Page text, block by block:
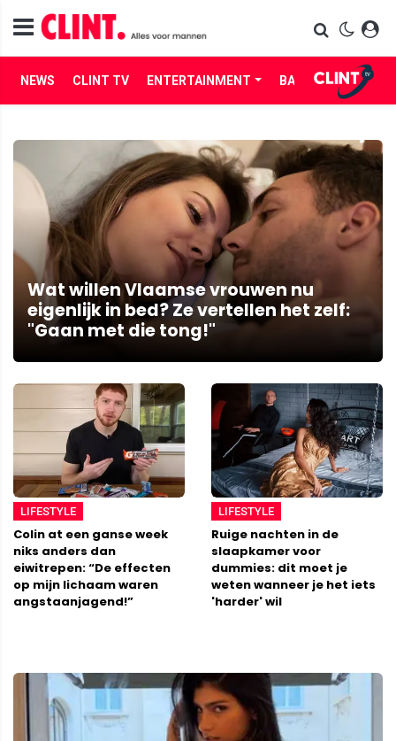
NEWS CLINT TV ENTERTAINMENT BABES LIFE
Wat willen Vlaamse vrouwen nu
eigenlijk in bed? Ze vertellen het zelf:
"Gaan met die tong!"
LIFESTYLE
Colin at een ganse week
niks anders dan
eiwitrepen: “De effecten
op mijn lichaam waren
angstaanjagend!”
LIFESTYLE
Ruige nachten in de
slaapkamer voor
dummies: dit moet je
weten wanneer je het iets
'harder' wil